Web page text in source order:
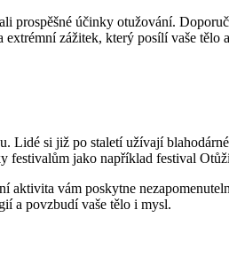
účinky otužování.
zážitek, který posílí vaše tělo
Lidé si již po staletí užívají
jako například festival
vám poskytne
a povzbudí vaše tělo i mysl.